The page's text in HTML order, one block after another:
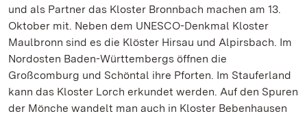
und als Partner das Kloster Bronnbach machen am 13.
Oktober mit. Neben dem UNESCO-Denkmal Kloster
Maulbronn sind es die Klöster Hirsau und Alpirsbach. Im
Nordosten Baden-Württembergs öffnen die
Großcomburg und Schöntal ihre Pforten. Im Stauferland
kann das Kloster Lorch erkundet werden. Auf den Spuren
der Mönche wandelt man auch in Kloster Bebenhausen